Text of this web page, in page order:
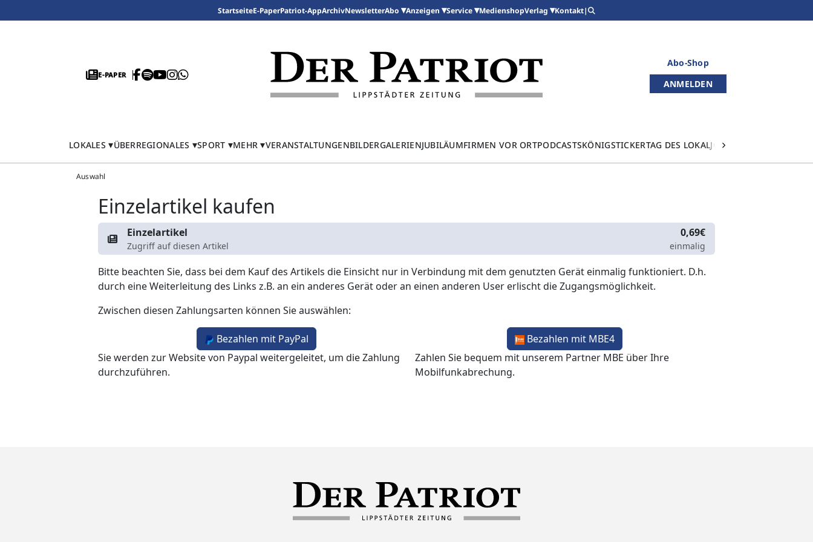
StartseiteE-PaperPatriot-AppArchivNewsletterAbo Anzeigen Service MedienshopVerlag Kontakt|
E-PAPER
Abo-Shop
ANMELDEN
LOKALES ÜBERREGIONALES SPORT MEHR VERANSTALTUNGENBILDERGALERIENJUBILÄUMFIRMEN VOR ORTPODCASTSKÖNIGSTICKERTAG DES LOKALJOURNALISMUS
Auswahl
Einzelartikel kaufen
Einzelartikel
Zugriff auf diesen Artikel
0,69€
einmalig
Bitte beachten Sie, dass bei dem Kauf des Artikels die Einsicht nur in Verbindung mit dem genutzten Gerät einmalig funktioniert. D.h.
durch eine Weiterleitung des Links z.B. an ein anderes Gerät oder an einen anderen User erlischt die Zugangsmöglichkeit.
Zwischen diesen Zahlungsarten können Sie auswählen:
Bezahlen mit PayPal
Sie werden zur Website von Paypal weitergeleitet, um die Zahlung
durchzuführen.
Bezahlen mit MBE4
Zahlen Sie bequem mit unserem Partner MBE über Ihre
Mobilfunkabrechung.